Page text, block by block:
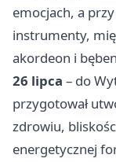
emocjach, a
instrumenty,
akordeon i
26 lipca – do
przygotował
zdrowiu,
energetycznej